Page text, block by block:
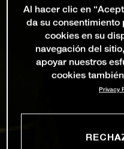
Al hacer clic en
da su consentimiento
cookies en su
navegación del
apoyar nuestros
cookies
Privacy